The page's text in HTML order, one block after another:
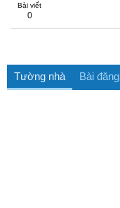
Bài viết
0
Tường nhà Bài đăng